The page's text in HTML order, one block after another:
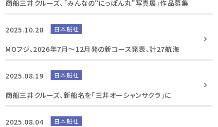
商船三井クルーズ、「みんなの“にっぽん丸”写真展」作品募集
2025.10.28 日本船社
MOフジ、2026年7月～12月発の新コース発表、計27航海
2025.08.19 日本船社
商船三井クルーズ、新船名を「三井オーシャンサクラ」に
2025.08.04 日本船社